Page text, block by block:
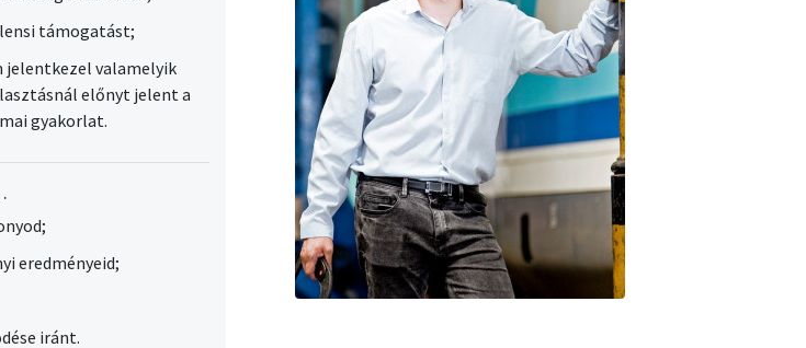
támogatást;
jelentkezel valamelyik
előnyt jelent a
gyakorlat.
eredményeid;
iránt.